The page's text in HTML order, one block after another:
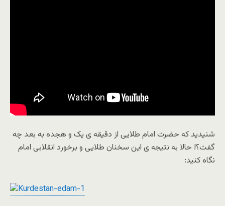
شنیدید که حضرت امام طلایى از دقیقه ى یک و هجده به بعد چه
گفت؟! حالا به نتیجه ى این سخنان طلایى و برخورد انقلابى امام
نگاه کنید: